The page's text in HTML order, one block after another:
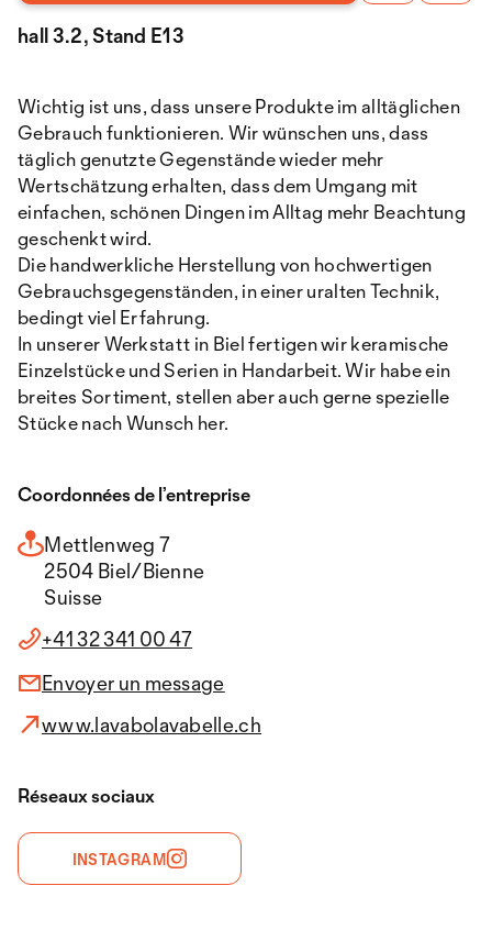
hall 3.2, Stand E13
Wichtig ist uns, dass unsere Produkte im alltäglichen
Gebrauch funktionieren. Wir wünschen uns, dass
täglich genutzte Gegenstände wieder mehr
Wertschätzung erhalten, dass dem Umgang mit
einfachen, schönen Dingen im Alltag mehr Beachtung
geschenkt wird.
Die handwerkliche Herstellung von hochwertigen
Gebrauchsgegenständen, in einer uralten Technik,
bedingt viel Erfahrung.
In unserer Werkstatt in Biel fertigen wir keramische
Einzelstücke und Serien in Handarbeit. Wir habe ein
breites Sortiment, stellen aber auch gerne spezielle
Stücke nach Wunsch her.
Coordonnées de l’entreprise
Mettlenweg 7
2504 Biel/Bienne
Suisse
+41 32 341 00 47
Envoyer un message
www.lavabolavabelle.ch
Réseaux sociaux
INSTAGRAM